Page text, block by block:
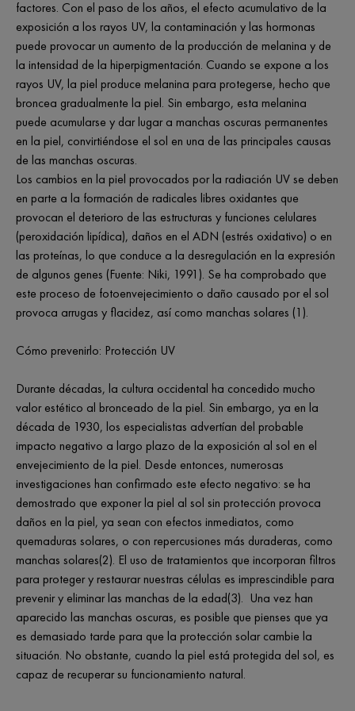
factores. Con el paso de los años, el efecto acumulativo de la
exposición a los rayos UV, la contaminación y las hormonas
puede provocar un aumento de la producción de melanina y de
la intensidad de la hiperpigmentación. Cuando se expone a los
rayos UV, la piel produce melanina para protegerse, hecho que
broncea gradualmente la piel. Sin embargo, esta melanina
puede acumularse y dar lugar a manchas oscuras permanentes
en la piel, convirtiéndose el sol en una de las principales causas
de las manchas oscuras.
Los cambios en la piel provocados por la radiación UV se deben
en parte a la formación de radicales libres oxidantes que
provocan el deterioro de las estructuras y funciones celulares
(peroxidación lipídica), daños en el ADN (estrés oxidativo) o en
las proteínas, lo que conduce a la desregulación en la expresión
de algunos genes (Fuente: Niki, 1991). Se ha comprobado que
este proceso de fotoenvejecimiento o daño causado por el sol
provoca arrugas y flacidez, así como manchas solares (1).
Cómo prevenirlo: Protección UV
Durante décadas, la cultura occidental ha concedido mucho
valor estético al bronceado de la piel. Sin embargo, ya en la
década de 1930, los especialistas advertían del probable
impacto negativo a largo plazo de la exposición al sol en el
envejecimiento de la piel. Desde entonces, numerosas
investigaciones han confirmado este efecto negativo: se ha
demostrado que exponer la piel al sol sin protección provoca
daños en la piel, ya sean con efectos inmediatos, como
quemaduras solares, o con repercusiones más duraderas, como
manchas solares(2). El uso de tratamientos que incorporan filtros
para proteger y restaurar nuestras células es imprescindible para
prevenir y eliminar las manchas de la edad(3). Una vez han
aparecido las manchas oscuras, es posible que pienses que ya
es demasiado tarde para que la protección solar cambie la
situación. No obstante, cuando la piel está protegida del sol, es
capaz de recuperar su funcionamiento natural.